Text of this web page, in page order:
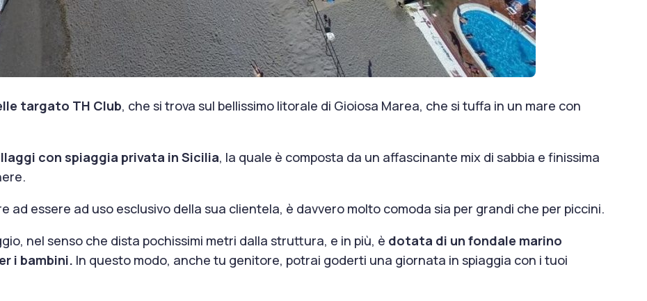
targato TH Club, che si trova sul bellissimo litorale di Gioiosa Marea, che si tuffa in un mare con
con spiaggia privata in Sicilia, la quale è composta da un affascinante mix di sabbia e finissima
ad essere ad uso esclusivo della sua clientela, è davvero molto comoda sia per grandi che per piccini.
nel senso che dista pochissimi metri dalla struttura, e in più, è dotata di un fondale marino
i bambini. In questo modo, anche tu genitore, potrai goderti una giornata in spiaggia con i tuoi